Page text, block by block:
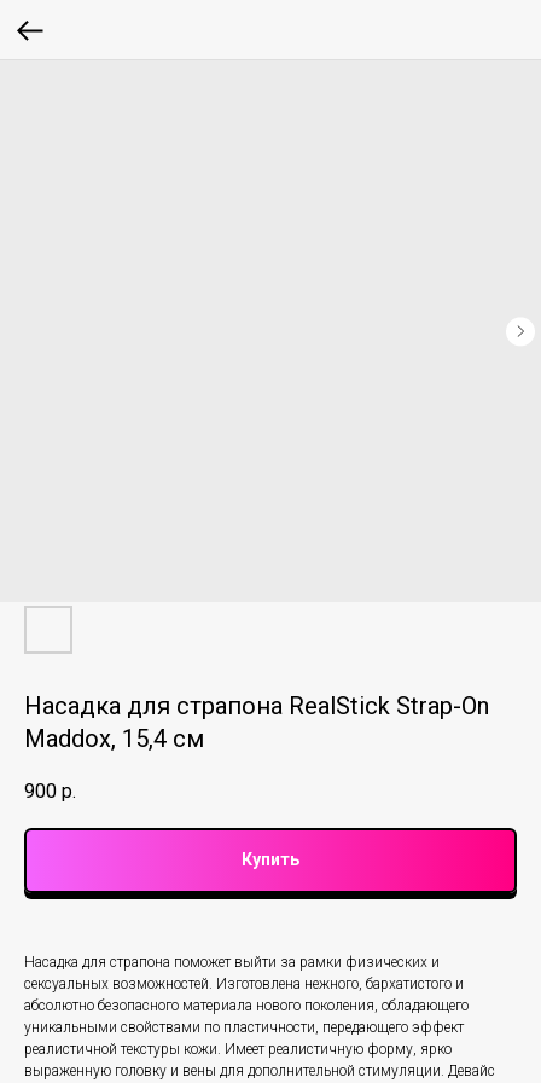
Насадка для страпона RealStick Strap-On
Maddox, 15,4 см
900 р.
Купить
Насадка для страпона поможет выйти за рамки физических и
сексуальных возможностей. Изготовлена нежного, бархатистого и
абсолютно безопасного материала нового поколения, обладающего
уникальными свойствами по пластичности, передающего эффект
реалистичной текстуры кожи. Имеет реалистичную форму, ярко
выраженную головку и вены для дополнительной стимуляции. Девайс